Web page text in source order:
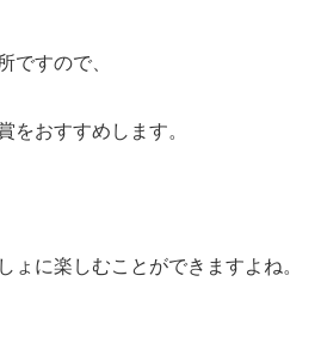
ですので、
をおすすめします。
ょに楽しむことができますよね。